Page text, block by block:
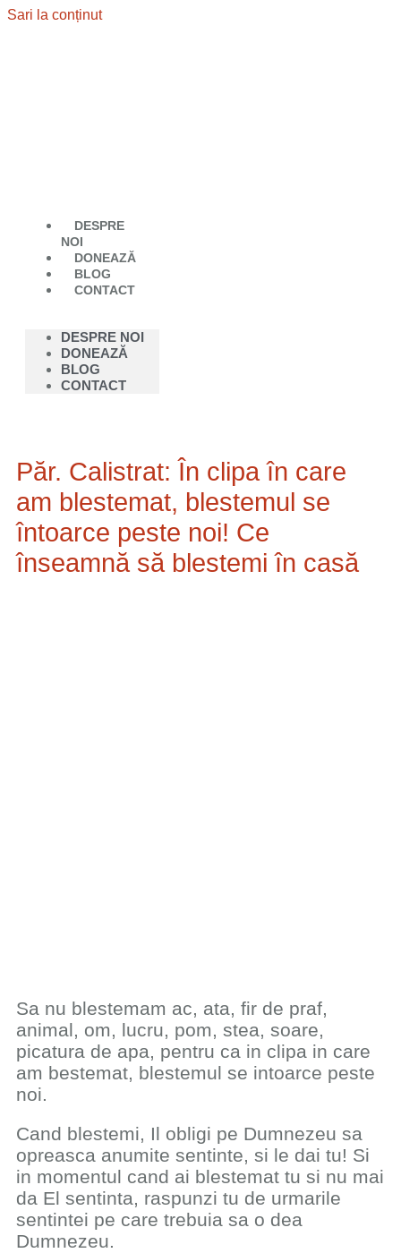
Sari la conținut
DESPRE
NOI
DONEAZĂ
BLOG
CONTACT
DESPRE NOI
DONEAZĂ
BLOG
CONTACT
Păr. Calistrat: În clipa în care
am blestemat, blestemul se
întoarce peste noi! Ce
înseamnă să blestemi în casă
Sa nu blestemam ac, ata, fir de praf,
animal, om, lucru, pom, stea, soare,
picatura de apa, pentru ca in clipa in care
am bestemat, blestemul se intoarce peste
noi.
Cand blestemi, Il obligi pe Dumnezeu sa
opreasca anumite sentinte, si le dai tu! Si
in momentul cand ai blestemat tu si nu mai
da El sentinta, raspunzi tu de urmarile
sentintei pe care trebuia sa o dea
Dumnezeu.